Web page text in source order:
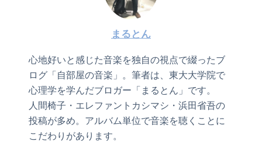
まるとん
心地好いと感じた音楽を独自の視点で綴ったブ
ログ「自部屋の音楽」。筆者は、東大大学院で
心理学を学んだブロガー「まるとん」です。
人間椅子・エレファントカシマシ・浜田省吾の
投稿が多め。アルバム単位で音楽を聴くことに
こだわりがあります。